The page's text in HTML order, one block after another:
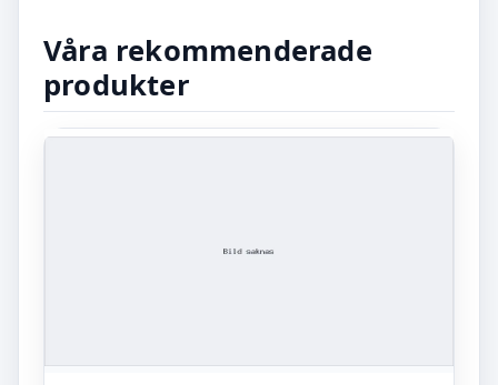
Våra rekommenderade
produkter